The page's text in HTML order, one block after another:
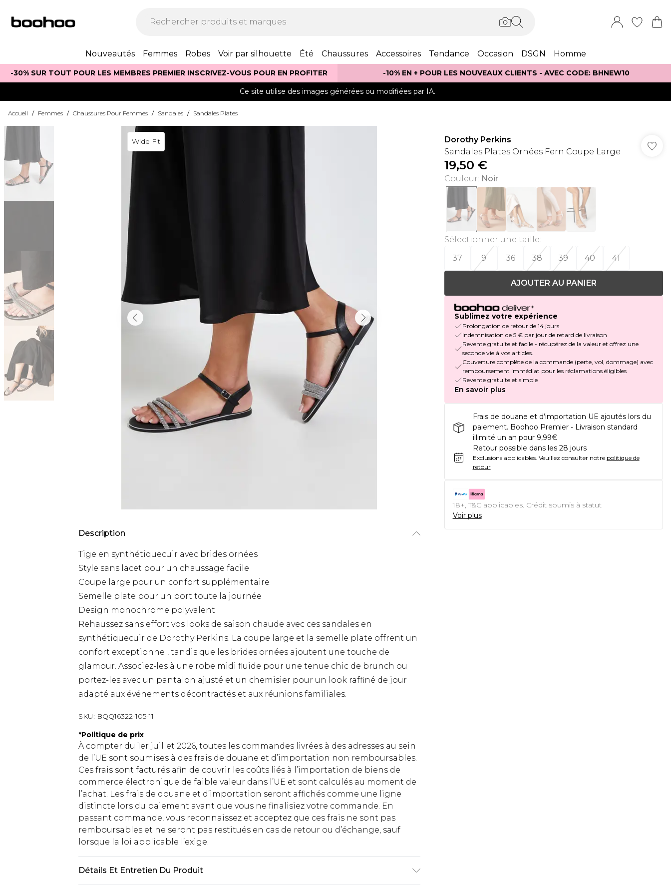
Nouveautés Femmes Robes Voir par silhouette Été Chaussures Accessoires Tendance Occasion DSGN Homme
-30% SUR TOUT POUR LES MEMBRES PREMIER INSCRIVEZ-VOUS POUR EN PROFITER -10% EN + POUR LES NOUVEAUX CLIENTS - AVEC CODE: BHNEW10
Ce site utilise des images générées ou modifiées par IA.
Accueil / Femmes / Chaussures Pour Femmes / Sandales / Sandales Plates
Wide Fit
Description
Tige en synthétiquecuir avec brides ornées
Style sans lacet pour un chaussage facile
Coupe large pour un confort supplémentaire
Semelle plate pour un port toute la journée
Design monochrome polyvalent
Rehaussez sans effort vos looks de saison chaude avec ces sandales en
synthétiquecuir de Dorothy Perkins. La coupe large et la semelle plate offrent un
confort exceptionnel, tandis que les brides ornées ajoutent une touche de
glamour. Associez-les à une robe midi fluide pour une tenue chic de brunch ou
portez-les avec un pantalon ajusté et un chemisier pour un look raffiné de jour
adapté aux événements décontractés et aux réunions familiales.
SKU: BQQ16322-105-11
*Politique de prix
À compter du 1er juillet 2026, toutes les commandes livrées à des adresses au sein
de l’UE sont soumises à des frais de douane et d’importation non remboursables.
Ces frais sont facturés afin de couvrir les coûts liés à l’importation de biens de
commerce électronique de faible valeur dans l’UE et sont calculés au moment de
l’achat. Les frais de douane et d’importation seront affichés comme une ligne
distincte lors du paiement avant que vous ne finalisiez votre commande. En
passant commande, vous reconnaissez et acceptez que ces frais ne sont pas
remboursables et ne seront pas restitués en cas de retour ou d’échange, sauf
lorsque la loi applicable l’exige.
Détails Et Entretien Du Produit
Dorothy Perkins
Sandales Plates Ornées Fern Coupe Large
19,50 €
Couleur: Noir
Sélectionner une taille:
37
9 36 38 39 40 41
AJOUTER AU PANIER
Sublimez votre expérience
Prolongation de retour de 14 jours
Indemnisation de 5 € par jour de retard de livraison
Revente gratuite et facile - récupérez de la valeur et offrez une
seconde vie à vos articles.
Couverture complète de la commande (perte, vol, dommage) avec
remboursement immédiat pour les réclamations éligibles
Revente gratuite et simple
En savoir plus
Frais de douane et d’importation UE ajoutés lors du
paiement. Boohoo Premier - Livraison standard
illimité un an pour 9,99€
Retour possible dans les 28 jours
Exclusions applicables. Veuillez consulter notre politique de
retour
18+, T&C applicables. Crédit soumis à statut
Voir plus